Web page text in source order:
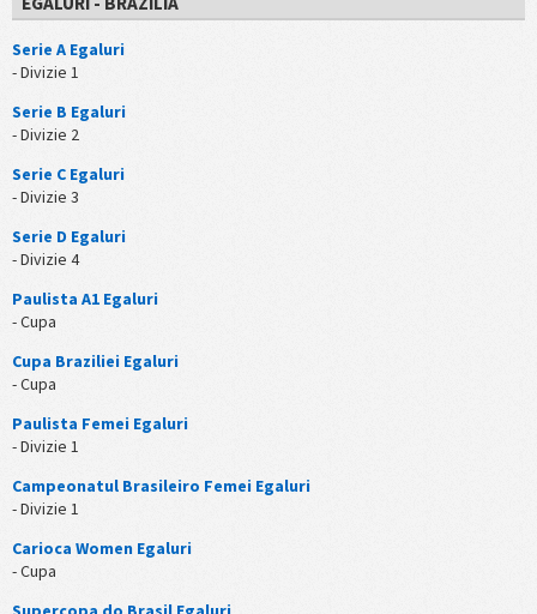
Serie A Egaluri
- Divizie 1
Serie B Egaluri
- Divizie 2
Serie C Egaluri
- Divizie 3
Serie D Egaluri
- Divizie 4
Paulista A1 Egaluri
- Cupa
Cupa Braziliei Egaluri
- Cupa
Paulista Femei Egaluri
- Divizie 1
Campeonatul Brasileiro Femei Egaluri
- Divizie 1
Carioca Women Egaluri
- Cupa